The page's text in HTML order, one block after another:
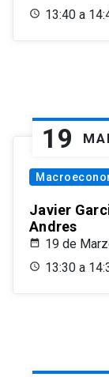
13:40 a
19
Javier
Andres
19 de
13:30 a